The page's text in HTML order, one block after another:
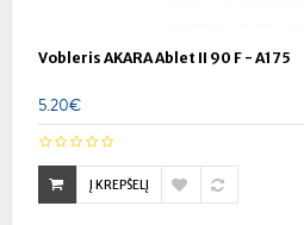
Vobleris AKARA Ablet II 90 F - A175
5.20€
Į KREPŠELĮ